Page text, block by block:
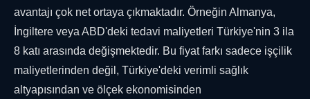
avantajı çok net ortaya çıkmaktadır. Örneğin Almanya,
İngiltere veya ABD'deki tedavi maliyetleri Türkiye'nin 3 ila
8 katı arasında değişmektedir. Bu fiyat farkı sadece işçilik
maliyetlerinden değil, Türkiye'deki verimli sağlık
altyapısından ve ölçek ekonomisinden